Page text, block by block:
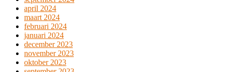
april 2024
maart 2024
februari 2024
januari 2024
december 2023
november 2023
oktober 2023